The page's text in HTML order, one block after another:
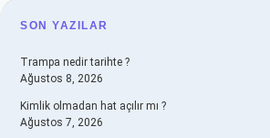
SIDEBAR
SON YAZILAR
Trampa nedir tarihte ?
Ağustos 8, 2026
Kimlik olmadan hat açılır mı ?
Ağustos 7, 2026